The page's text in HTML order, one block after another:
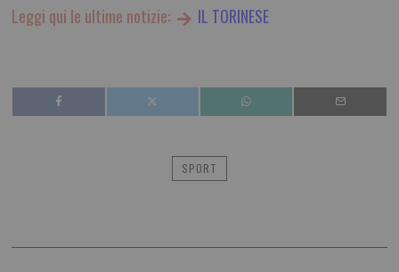
Leggi qui le ultime notizie: IL TORINESE
SPORT